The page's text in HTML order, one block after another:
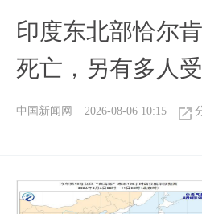
印度东北部恰尔
死亡，另有多人受
中国新闻网 2026-08-06 10:15